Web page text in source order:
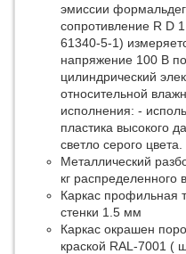
эмиссии
сопротивление R D
61340-5-1)
напряжение 100 В
цилиндрический
относительной
исполнения: -
пластика высокого
светло серого
Металлический
кг распределенного
Каркас профильная
стенки 1.5 мм
Каркас окрашен
краской RAL-7001 (